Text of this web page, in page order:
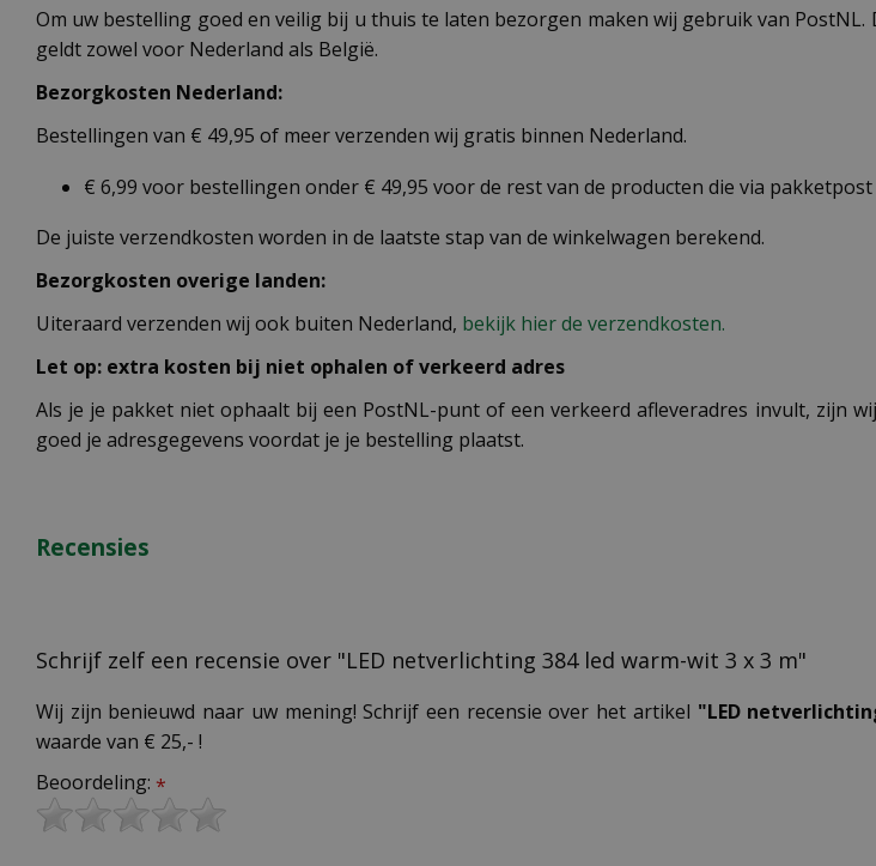
Om uw bestelling goed en veilig bij u thuis te laten bezorgen maken wij gebruik van
geldt zowel voor Nederland als België.
Bezorgkosten Nederland:
Bestellingen van € 49,95 of meer verzenden wij gratis binnen Nederland.
€ 6,99 voor bestellingen onder € 49,95 voor de rest van de producten die via
De juiste verzendkosten worden in de laatste stap van de winkelwagen berekend.
Bezorgkosten overige landen:
Uiteraard verzenden wij ook buiten Nederland, bekijk hier de verzendkosten.
Let op: extra kosten bij niet ophalen of verkeerd adres
Als je je pakket niet ophaalt bij een PostNL-punt of een verkeerd afleveradres invult, zijn
goed je adresgegevens voordat je je bestelling plaatst.
Recensies
Schrijf zelf een recensie over "LED netverlichting 384 led warm-wit 3 x 3 m"
Wij zijn benieuwd naar uw mening! Schrijf een recensie over het artikel "LED
waarde van € 25,- !
Beoordeling: *